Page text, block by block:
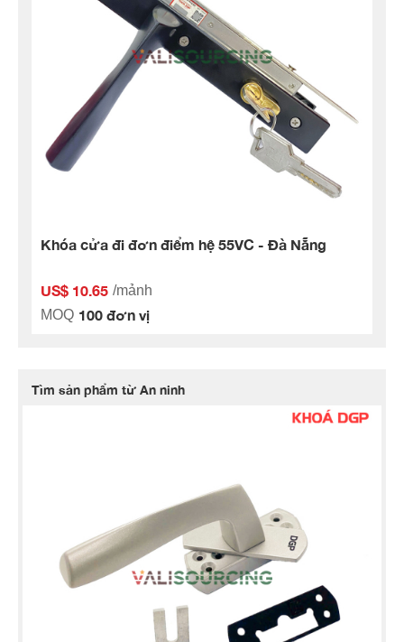
Khóa cửa đi đơn điểm hệ 55VC - Đà Nẵng
US$ 10.65 /mảnh
MOQ 100 đơn vị
Tìm sản phẩm từ An ninh